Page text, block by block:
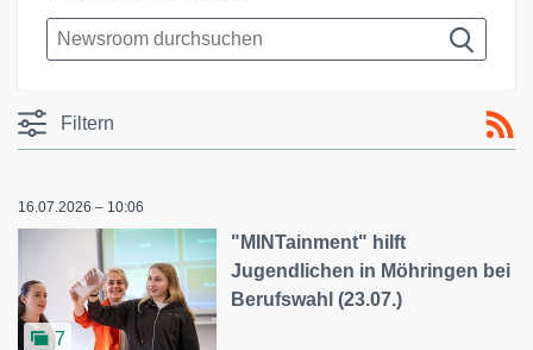
Filtern
16.07.2026 – 10:06
7
"MINTainment" hilft
Jugendlichen in Möhringen bei
Berufswahl (23.07.)